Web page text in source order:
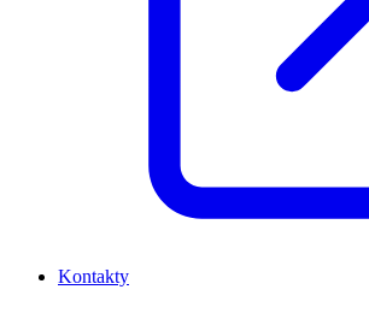
Kontakty